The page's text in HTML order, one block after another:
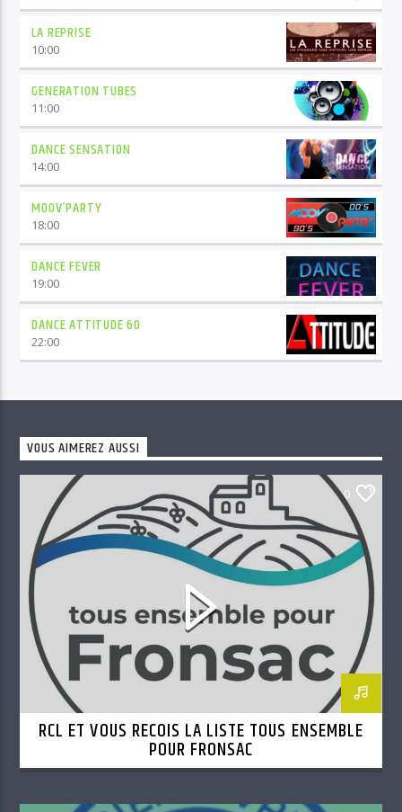
LA REPRISE
10:00
GENERATION TUBES
11:00
DANCE SENSATION
14:00
MOOV’PARTY
18:00
DANCE FEVER
19:00
DANCE ATTITUDE 60
22:00
VOUS AIMEREZ AUSSI
0
RCL ET VOUS RECOIS LA LISTE TOUS ENSEMBLE
POUR FRONSAC